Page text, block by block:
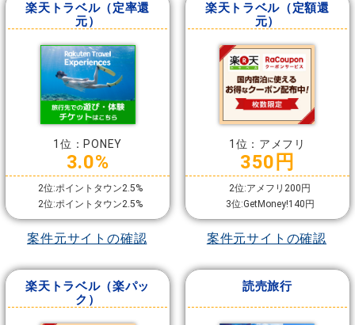
楽天トラベル（定率還
元）
1位：PONEY
3.0%
2位:ポイントタウン2.5%
2位:ポイントタウン2.5%
案件元サイトの確認
楽天トラベル（定額還
元）
1位：アメフリ
350円
2位:アメフリ200円
3位:GetMoney!140円
案件元サイトの確認
楽天トラベル（楽パッ
ク）
読売旅行